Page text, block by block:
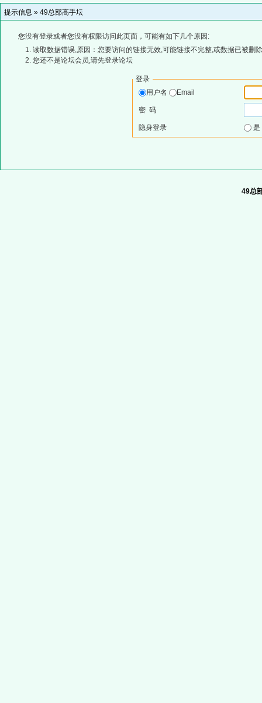
提示信息 » 49总部高手坛
您没有登录或者您没有权限访问此页面，可能有如下几个原因:
读取数据错误,原因：您要访问的链接无效,可能链接不完整,或数据已被删
您还不是论坛会员,请先登录论坛
登录
用户名
Email
密 码
隐身登录
49总